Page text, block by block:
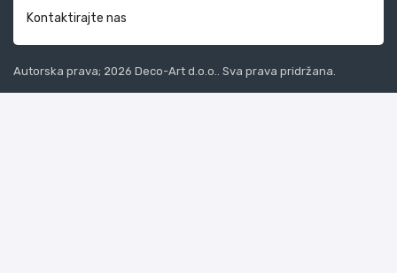
Kontaktirajte nas
Autorska prava; 2026 Deco-Art d.o.o.. Sva prava pridržana.